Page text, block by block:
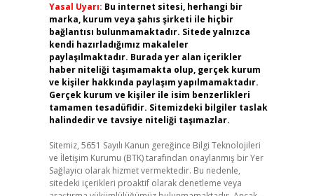
Yasal Uyarı: Bu internet sitesi, herhangi bir
marka, kurum veya şahıs şirketi ile hiçbir
bağlantısı bulunmamaktadır. Sitede yalnızca
kendi hazırladığımız makaleler
paylaşılmaktadır. Burada yer alan içerikler
haber niteliği taşımamakta olup, gerçek kurum
ve kişiler hakkında paylaşım yapılmamaktadır.
Gerçek kurum ve kişiler ile isim benzerlikleri
tamamen tesadüfidir. Sitemizdeki bilgiler taslak
halindedir ve tavsiye niteliği taşımazlar.
Sitemiz, 5651 Sayılı Kanun gereğince Bilgi Teknolojileri
ve İletişim Kurumu (BTK) tarafından onaylanmış bir Yer
Sağlayıcı olarak hizmet vermektedir. Bu nedenle,
sitedeki içerikleri proaktif olarak denetleme veya